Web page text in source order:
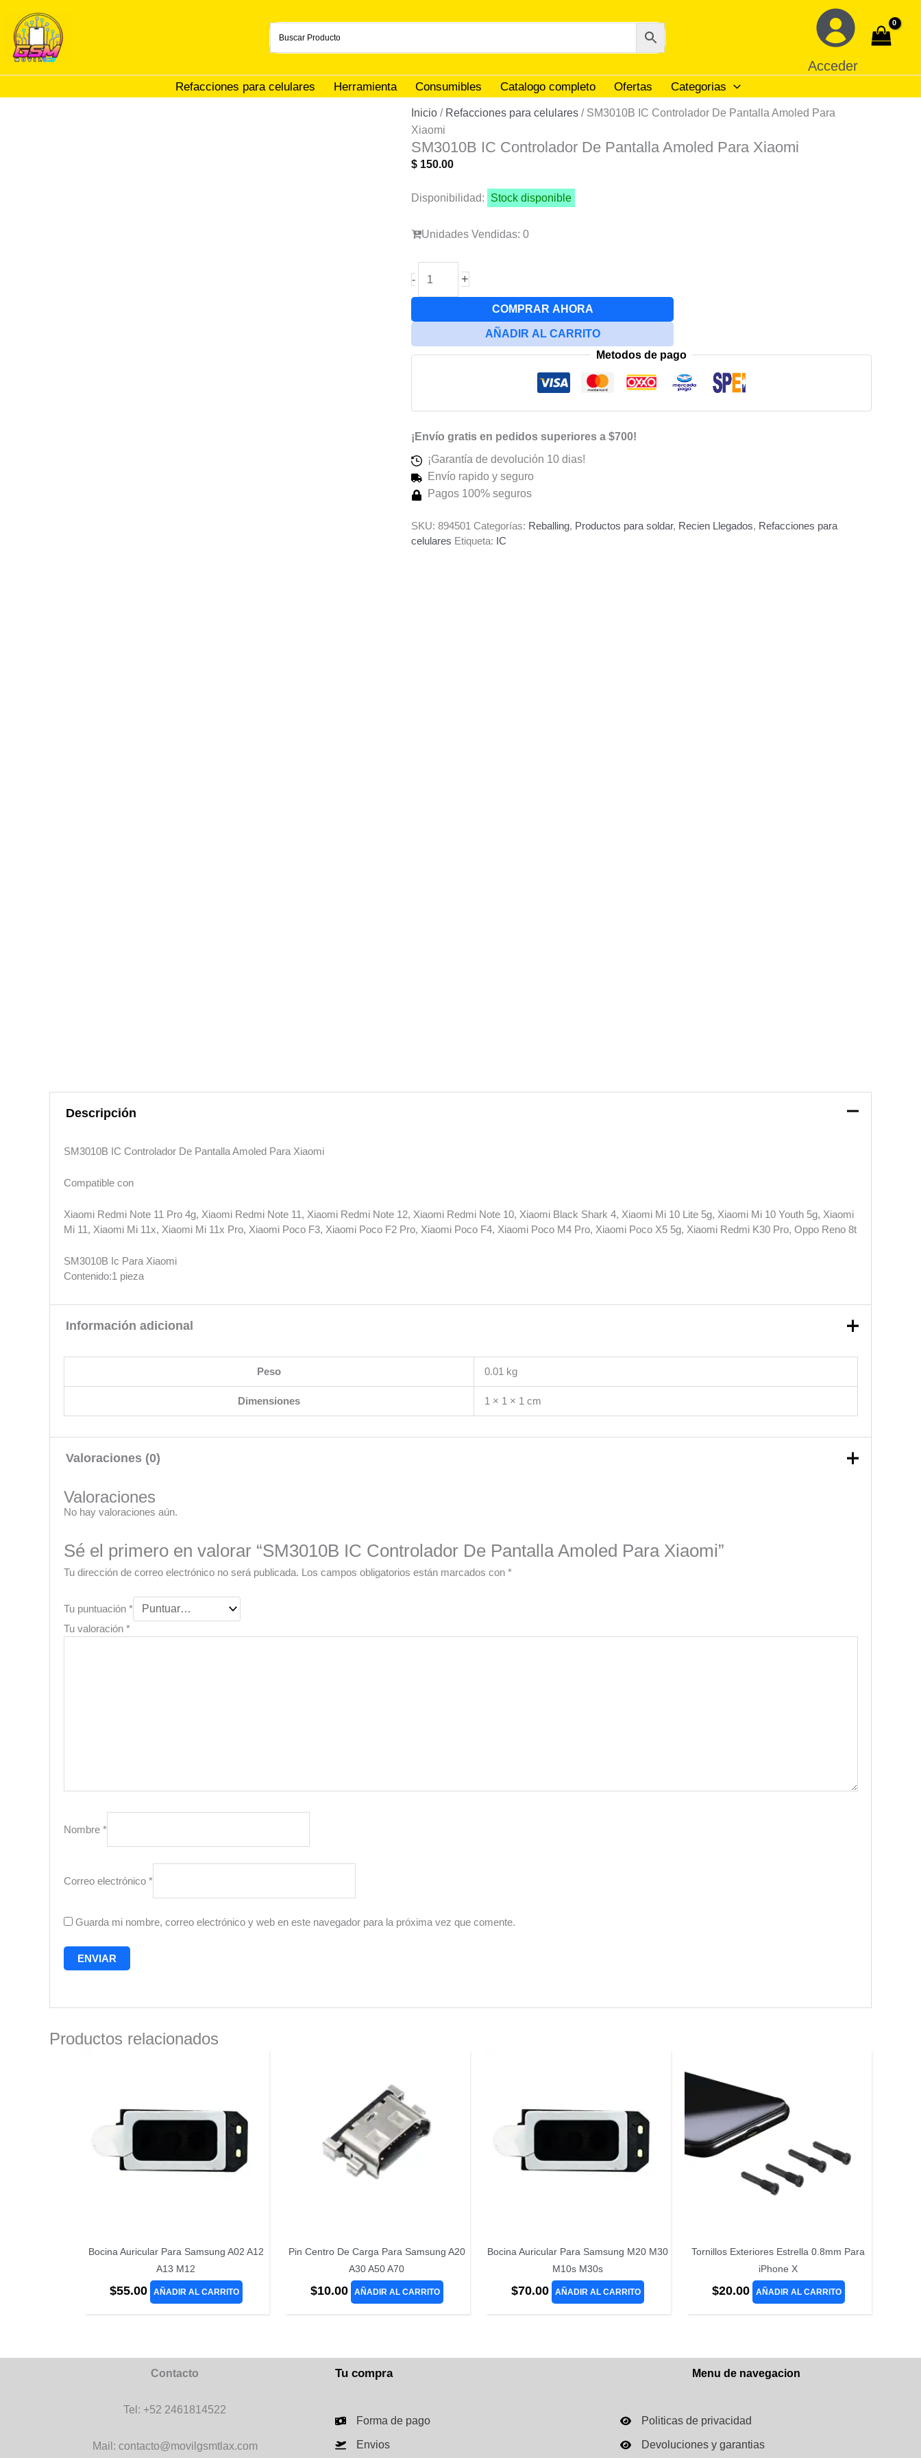
contenido
Acceder
Refacciones para celulares Herramienta Consumibles Catalogo completo Ofertas Categorias
Inicio / Refacciones para celulares / SM3010B IC Controlador De Pantalla Amoled Para
Xiaomi
SM3010B IC Controlador De Pantalla Amoled Para Xiaomi
$ 150.00
Disponibilidad: Stock disponible
Unidades Vendidas: 0
-
SM3010B
IC
De
Amoled
+
COMPRAR AHORA
AÑADIR AL CARRITO
Metodos de pago
¡Envío gratis en pedidos superiores a $700!
¡Garantía de devolución 10 dias!
Envío rapido y seguro
Pagos 100% seguros
SKU: 894501 Categorías: Reballing, Productos para soldar, Recien Llegados, Refacciones para
celulares Etiqueta: IC
Descripción
SM3010B IC Controlador De Pantalla Amoled Para Xiaomi
Compatible con
Xiaomi Redmi Note 11 Pro 4g, Xiaomi Redmi Note 11, Xiaomi Redmi Note 12, Xiaomi Redmi Note 10, Xiaomi Black Shark 4, Xiaomi Mi 10 Lite 5g, Xiaomi Mi 10 Youth 5g, Xiaomi
Mi 11, Xiaomi Mi 11x, Xiaomi Mi 11x Pro, Xiaomi Poco F3, Xiaomi Poco F2 Pro, Xiaomi Poco F4, Xiaomi Poco M4 Pro, Xiaomi Poco X5 5g, Xiaomi Redmi K30 Pro, Oppo Reno 8t
SM3010B Ic Para Xiaomi
Contenido:1 pieza
Información adicional
Peso 0.01 kg
Dimensiones 1 × 1 × 1 cm
Valoraciones (0)
Valoraciones
No hay valoraciones aún.
Sé el primero en valorar “SM3010B IC Controlador De Pantalla Amoled Para Xiaomi”
Tu dirección de correo electrónico no será publicada. Los campos obligatorios están marcados con *
Tu puntuación *
Tu valoración *
Nombre *
Correo electrónico *
Guarda mi nombre, correo electrónico y web en este navegador para la próxima vez que comente.
Productos relacionados
Bocina Auricular Para Samsung A02 A12
A13 M12
$55.00 AÑADIR AL CARRITO
Pin Centro De Carga Para Samsung A20
A30 A50 A70
$10.00 AÑADIR AL CARRITO
Bocina Auricular Para Samsung M20 M30
M10s M30s
$70.00 AÑADIR AL CARRITO
Tornillos Exteriores Estrella 0.8mm Para
iPhone X
$20.00 AÑADIR AL CARRITO
Contacto
Tel: +52 2461814522
Mail: contacto@movilgsmtlax.com
Tu compra
Forma de pago
Envios
Menu de navegacion
Politicas de privacidad
Devoluciones y garantias